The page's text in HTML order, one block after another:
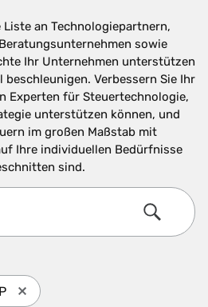
an Technologiepartnern,
sowie
Ihr Unternehmen unterstützen
beschleunigen. Verbessern Sie Ihr
Experten für Steuertechnologie,
unterstützen können, und
im großen Maßstab mit
Ihre individuellen Bedürfnisse
sind.
Search
to remove Europa and update the
Press enter to remove ERP and